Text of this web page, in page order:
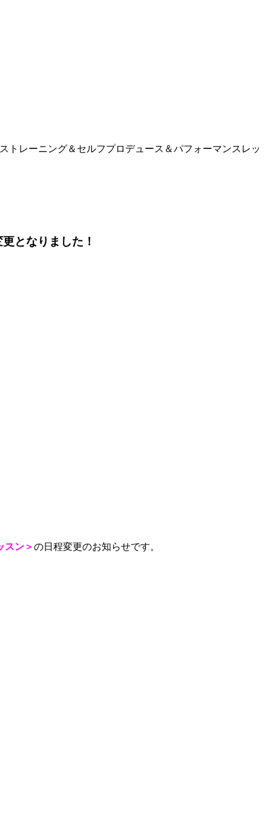
トレーニング＆セルフプロデュース＆パフォーマンスレッ
となりました！
スン＞の日程変更のお知らせです。